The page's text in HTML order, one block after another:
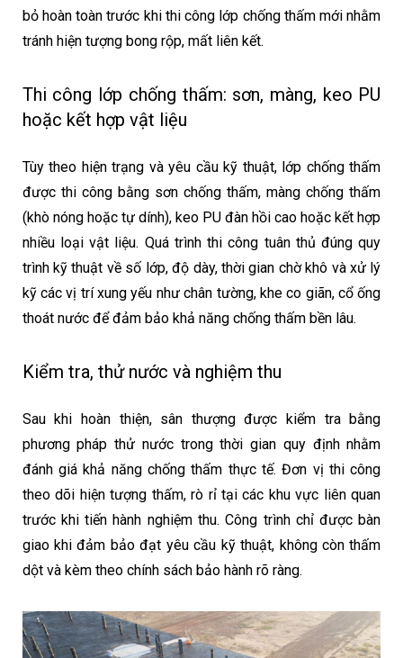
bỏ hoàn toàn trước khi thi công lớp chống thấm mới nhằm
tránh hiện tượng bong rộp, mất liên kết.
Thi công lớp chống thấm: sơn, màng, keo PU
hoặc kết hợp vật liệu
Tùy theo hiện trạng và yêu cầu kỹ thuật, lớp chống thấm
được thi công bằng sơn chống thấm, màng chống thấm
(khò nóng hoặc tự dính), keo PU đàn hồi cao hoặc kết hợp
nhiều loại vật liệu. Quá trình thi công tuân thủ đúng quy
trình kỹ thuật về số lớp, độ dày, thời gian chờ khô và xử lý
kỹ các vị trí xung yếu như chân tường, khe co giãn, cổ ống
thoát nước để đảm bảo khả năng chống thấm bền lâu.
Kiểm tra, thử nước và nghiệm thu
Sau khi hoàn thiện, sân thượng được kiểm tra bằng
phương pháp thử nước trong thời gian quy định nhằm
đánh giá khả năng chống thấm thực tế. Đơn vị thi công
theo dõi hiện tượng thấm, rò rỉ tại các khu vực liên quan
trước khi tiến hành nghiệm thu. Công trình chỉ được bàn
giao khi đảm bảo đạt yêu cầu kỹ thuật, không còn thấm
dột và kèm theo chính sách bảo hành rõ ràng.